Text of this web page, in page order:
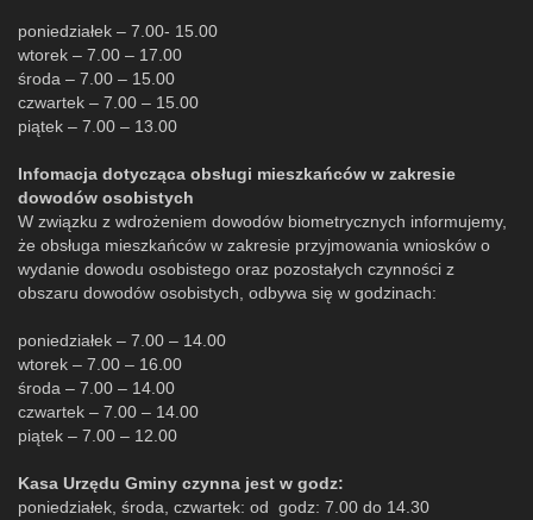
poniedziałek – 7.00- 15.00
wtorek – 7.00 – 17.00
środa – 7.00 – 15.00
czwartek – 7.00 – 15.00
piątek – 7.00 – 13.00
Infomacja dotycząca obsługi mieszkańców w zakresie
dowodów osobistych
W związku z wdrożeniem dowodów biometrycznych informujemy,
że obsługa mieszkańców w zakresie przyjmowania wniosków o
wydanie dowodu osobistego oraz pozostałych czynności z
obszaru dowodów osobistych, odbywa się w godzinach:
poniedziałek – 7.00 – 14.00
wtorek – 7.00 – 16.00
środa – 7.00 – 14.00
czwartek – 7.00 – 14.00
piątek – 7.00 – 12.00
Kasa Urzędu Gminy czynna jest w godz:
poniedziałek, środa, czwartek: od godz: 7.00 do 14.30